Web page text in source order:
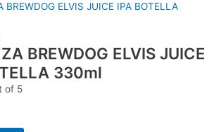
BREWDOG ELVIS JUICE
330ml
of 5